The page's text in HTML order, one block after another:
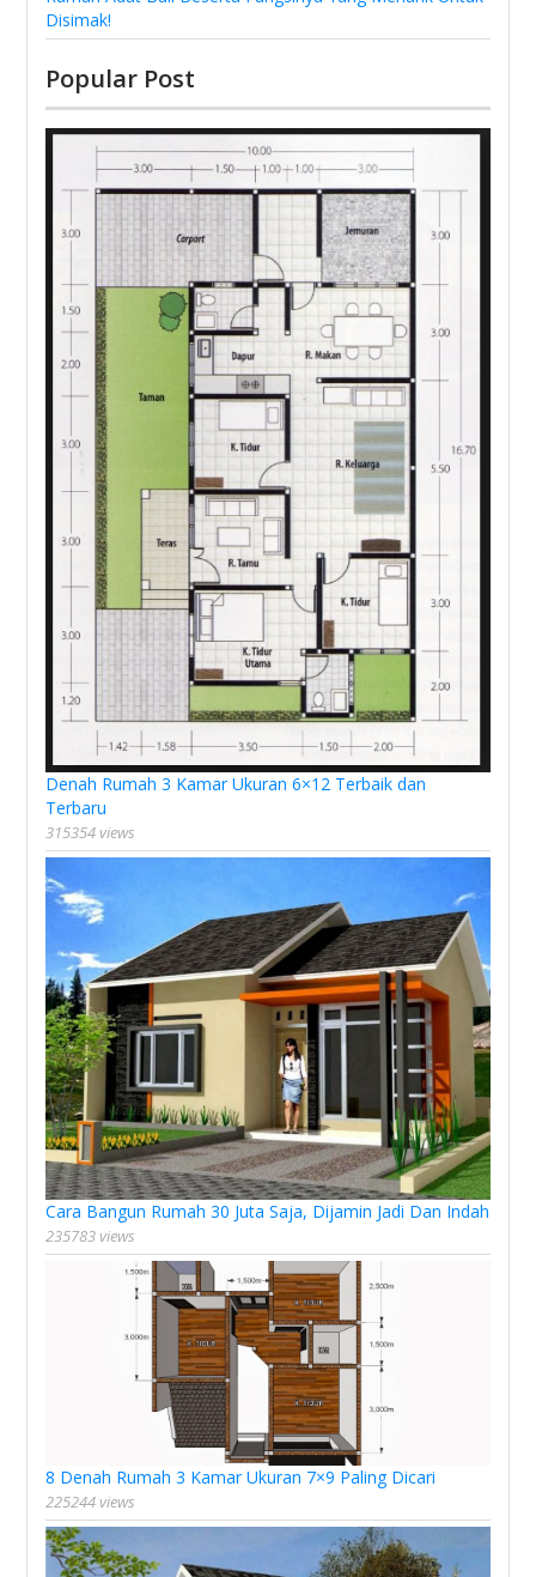
Disimak!
Popular Post
Denah Rumah 3 Kamar Ukuran 6×12 Terbaik dan
Terbaru
315354 views
Cara Bangun Rumah 30 Juta Saja, Dijamin Jadi Dan Indah
235783 views
8 Denah Rumah 3 Kamar Ukuran 7×9 Paling Dicari
225244 views